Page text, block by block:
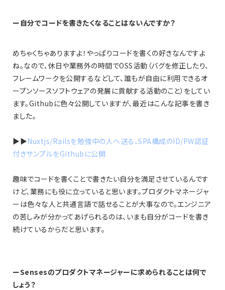
ー自分でコードを書きたくなることはないんですか？
めちゃくちゃありますよ！やっぱりコードを書くの好きなんですよ
ね。なので、休日や業務外の時間でOSS活動（バグを修正したり、
フレームワークを公開するなどして、誰もが自由に利用できるオ
ープンソースソフトウェアの発展に貢献する活動のこと）をしてい
ます。Githubに色々公開していますが、最近はこんな記事を書き
ました。
▶▶Nuxtjs/Railsを勉強中の人へ送る、SPA構成のID/PW認証
付きサンプルをGithubに公開
趣味でコードを書くことで書きたい自分を満足させているんです
けど、業務にも役に立っていると思います。プロダクトマネージャ
ーは色々な人と共通言語で話せることが大事なので。エンジニア
の苦しみが分かってあげられるのは、いまも自分がコードを書き
続けているからだと思います。
ーSensesのプロダクトマネージャーに求められることは何で
しょう？